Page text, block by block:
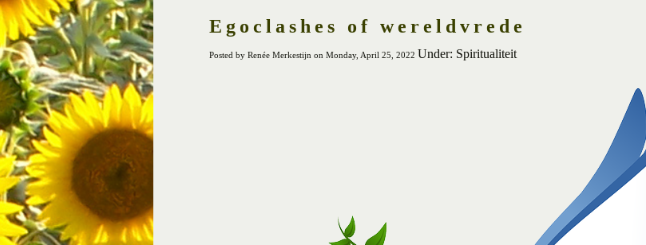
Egoclashes of wereldvrede
Posted by Renée Merkestijn on Monday, April 25, 2022 Under: Spiritualiteit